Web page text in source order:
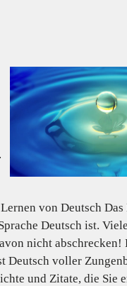
von Deutsch Das
Deutsch ist.
nicht abschrecken!
Deutsch voller
und Zitate, die Sie